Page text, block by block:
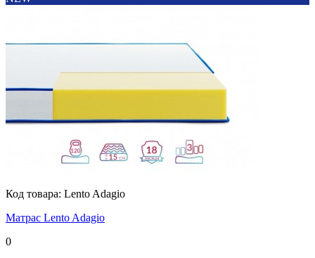
Код товара: Lento Adagio
Матрас Lento Adagio
0